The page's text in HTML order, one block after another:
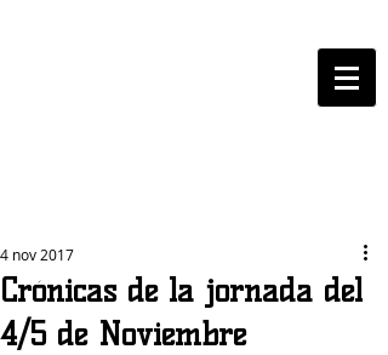
Crónicas de la jornada del
4/5 de Noviembre
4 nov 2017